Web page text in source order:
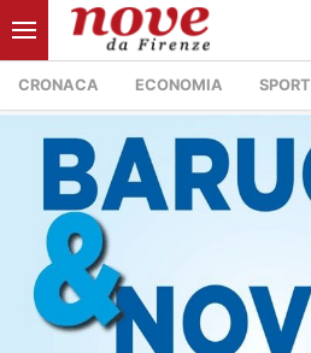
CRONACA ECONOMIA SPORT